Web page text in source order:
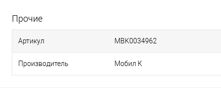
Прочие
Артикул MBK0034962
Производитель Мобил К